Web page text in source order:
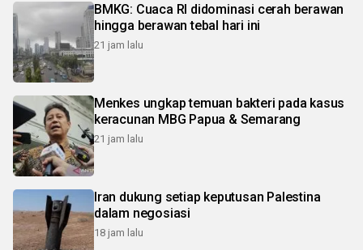
BMKG: Cuaca RI didominasi cerah berawan
hingga berawan tebal hari ini
21 jam lalu
Menkes ungkap temuan bakteri pada kasus
keracunan MBG Papua & Semarang
21 jam lalu
Iran dukung setiap keputusan Palestina
dalam negosiasi
18 jam lalu